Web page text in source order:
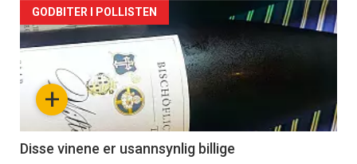
Forsiden
akkurat
nå
3
+
GODBITER I POLLISTEN
Disse vinene er usannsynlig billige